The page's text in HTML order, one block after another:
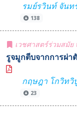
รมย์รวินท์ จัน
138
เวชศาสตร์ร่วมสมั
รูจมูกตีบจากการผ่
กฤษฎา โกวิทวิ
23